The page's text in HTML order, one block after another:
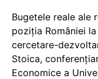
Bugetele reale ale
poziția României
cercetare-
Stoica,
Economice a